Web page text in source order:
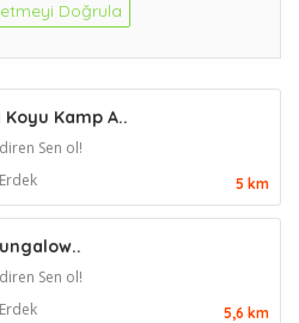
Doğrula
Kamp A..
Sen ol!
Erdek 5 km
Sen ol!
Erdek 5,6 km